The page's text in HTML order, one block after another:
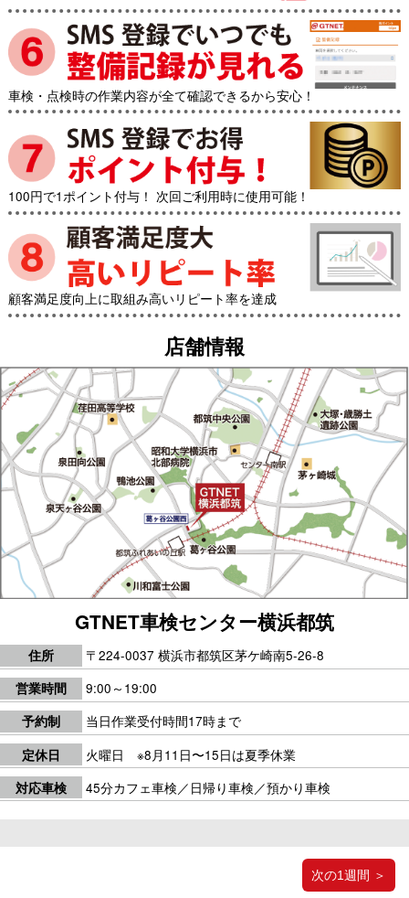
車検・点検時の作業内容が全て確認できるから安心！
100円で1ポイント付与！ 次回ご利用時に使用可能！
顧客満足度向上に取組み高いリピート率を達成
店舗情報
GTNET車検センター横浜都筑
住所 〒224-0037 横浜市都筑区茅ケ崎南5-26-8
営業時間 9:00～19:00
予約制 当日作業受付時間17時まで
定休日 火曜日 ※8月11日〜15日は夏季休業
対応車検 45分カフェ車検／日帰り車検／預かり車検